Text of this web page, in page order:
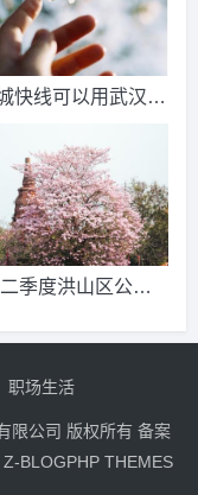
快线可以用武汉通
季度洪山区公租
职场生活
限公司 版权所有 备案
Z-BLOGPHPTHEMES